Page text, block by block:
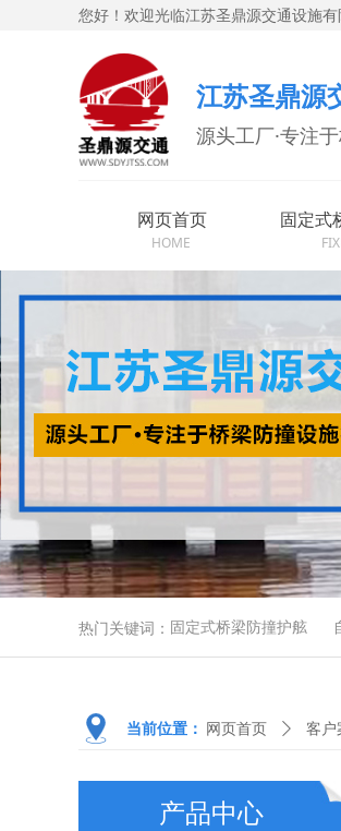
您好！欢迎光临江苏圣鼎源交通设施有
江苏圣鼎源
源头工厂·专注
热门关键词： 固定式桥梁防撞护舷
网页首页 固定式
HOME
网页首页 ꄲ 客户
当前位置：
产品中心